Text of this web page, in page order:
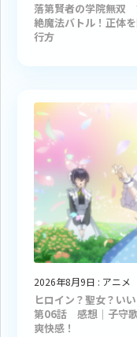
落第賢者の学院無双
絶魔法バトル！正体
行方
2026年8月9日 : アニメ
ヒロイン？聖女？い
第06話 感想｜子守
爽快感！